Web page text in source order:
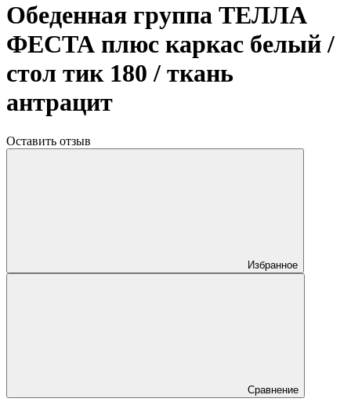
Обеденная группа ТЕЛЛА
ФЕСТА плюс каркас белый /
стол тик 180 / ткань
антрацит
Оставить отзыв
Избранное
Сравнение